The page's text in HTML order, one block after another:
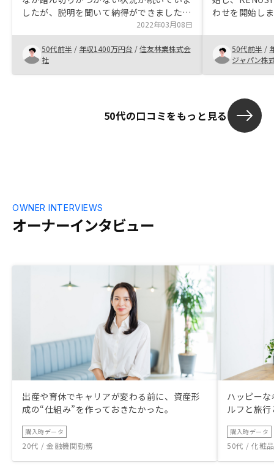
したが、説明を聞いて納得ができました。
節税や保険がわりになることを期待してお
りましたが、それだけではないこともわか
りやすく説明いただきました。どの物件も
相場より高いことが気になりましたが、今
後の管理やフォローについて、期待が出来
いく企業だと感じたところも決断のきっか
ス内容はよいので、顧客満足度向上の取り
組みが強化できれば、オーナー受注やクチ
コミ受注が増えると思います。貴社のワン
の実例を投稿していくと、若年層の受注が
増えるのではないかと考えます。
2022年03月08日
50代前半 / 年収1400万円台 /住友林業株式会
社
わせを開始し
せて行った結
活用の観点か
と判断し、不
に、他社と比
に決めました。
50代前半 /
ジャパン株
50代の口コミをもっと見る
オーナーインタビュー
OWNER INTERVIEWS
出産や育休でキャリアが変わる前に、資産形
成の“仕組み”を作っておきたかった。
購入時データ
20代 / 金融機関勤務
ハッピー
ルフと旅
購入時データ
50代 / 化粧